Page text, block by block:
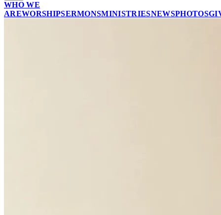
WHO WE
AREWORSHIPSERMONSMINISTRIESNEWSPHOTOS